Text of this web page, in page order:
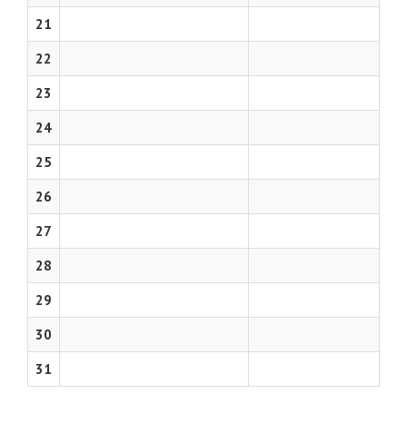
21
22
23
24
25
26
27
28
29
30
31